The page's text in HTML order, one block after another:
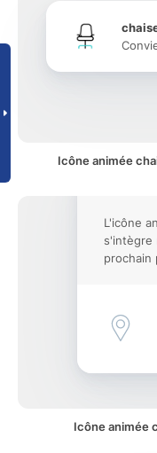
Icône animée
L'icône
s'intègre
prochain
Icône animée